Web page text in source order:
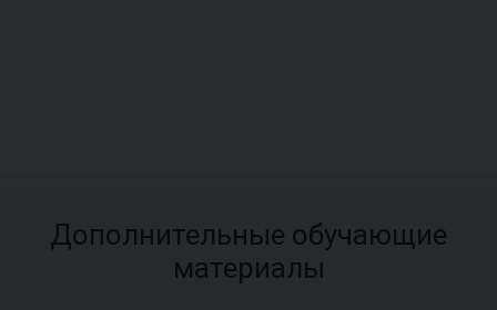
Дополнительные обучающие
материалы